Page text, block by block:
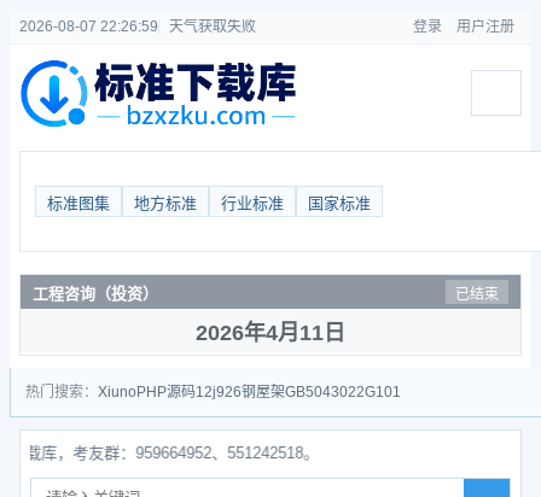
2026-08-07 22:27:00 天气获取失败 登录 用户注册
标准图集 地方标准 行业标准 国家标准
工程咨询（投资） 已结束
2026年4月11日
热门搜索： Xiuno PHP源码12j926钢屋架GB5043022G101
，考友群：959664952、551242518。